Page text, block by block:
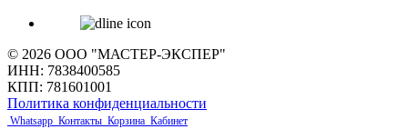
© 2026 ООО "МАСТЕР-ЭКСПЕР"
ИНН: 7838400585
КПП: 781601001
Политика конфиденциальности
Whatsapp Контакты Корзина Кабинет